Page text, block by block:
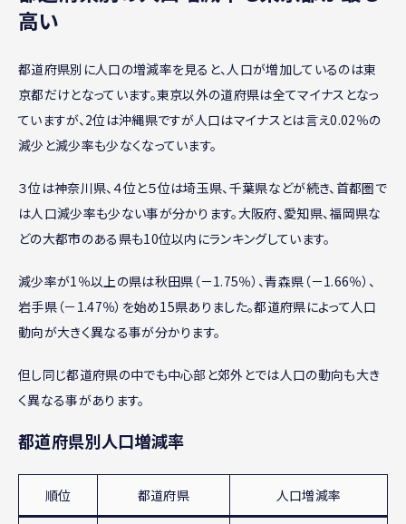
高い
都道府県別に人口の増減率を見ると、人口が増加しているのは東
京都だけとなっています。東京以外の道府県は全てマイナスとなっ
ていますが、2位は沖縄県ですが人口はマイナスとは言え0.02％の
減少と減少率も少なくなっています。
３位は神奈川県、４位と５位は埼玉県、千葉県などが続き、首都圏で
は人口減少率も少ない事が分かります。大阪府、愛知県、福岡県な
どの大都市のある県も10位以内にランキングしています。
減少率が1％以上の県は秋田県（－1.75％）、青森県（－1.66％）、
岩手県（－1.47％）を始め15県ありました。都道府県によって人口
動向が大きく異なる事が分かります。
但し同じ都道府県の中でも中心部と郊外とでは人口の動向も大き
く異なる事があります。
都道府県別人口増減率
順位 都道府県 人口増減率